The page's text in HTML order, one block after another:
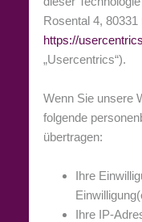
Rosental 4,
https://
„Usercentrics“).
Wenn Sie unsere
folgende
übertragen:
Ihre
Ihre IP-